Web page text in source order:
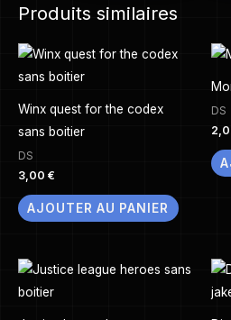
Produits similaires
Winx quest for the codex
sans boitier
DS
3,00 €
AJOUTER AU PANIER
DS